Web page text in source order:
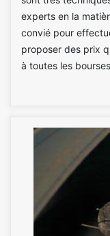
experts en la
convié pour
proposer des prix
à toutes les